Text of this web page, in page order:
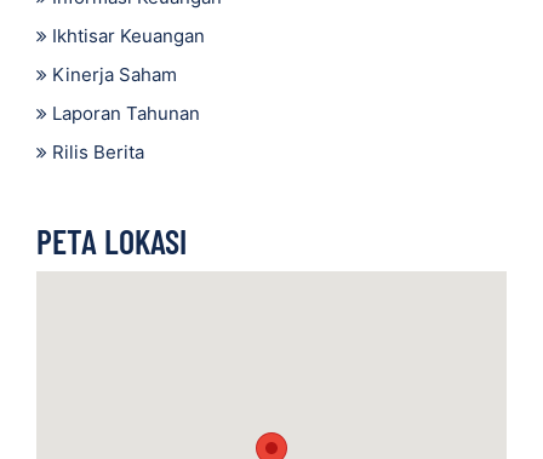
Ikhtisar Keuangan
Kinerja Saham
Laporan Tahunan
Rilis Berita
PETA LOKASI